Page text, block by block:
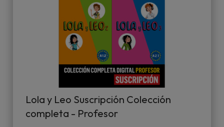
Lola y Leo Suscripción Colección
completa - Profesor